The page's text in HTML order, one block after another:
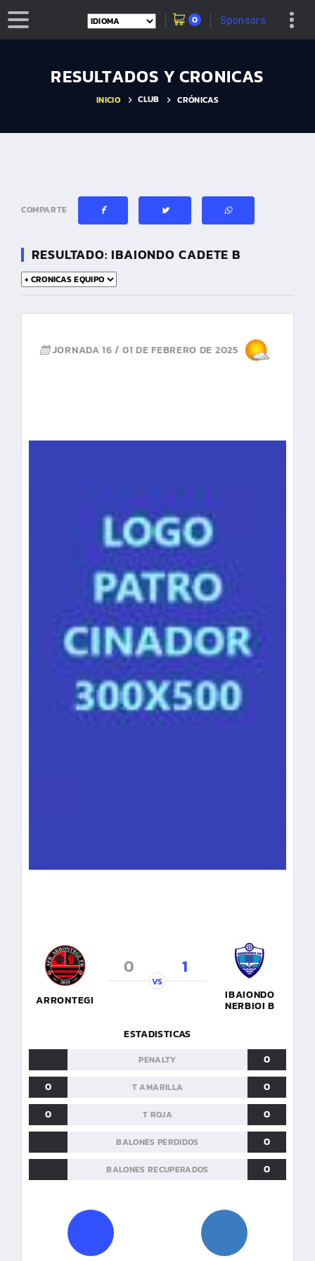
0 Sponsors
RESULTADOS Y CRONICAS
INICIO CLUB CRÓNICAS
COMPARTE
RESULTADO: IBAIONDO CADETE B
JORNADA 16/ 01 DE FEBRERO DE 2025
ARRONTEGI
0 1
VS
IBAIONDO
NERBIOI B
ESTADISTICAS
PENALTY
0
0
T AMARILLA
0
0
T ROJA 0
BALONES PERDIDOS 0
BALONES RECUPERADOS 0